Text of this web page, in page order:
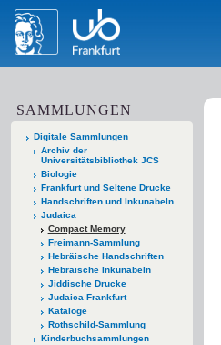
SAMMLUNGEN
Digitale Sammlungen
Archiv der
Universitätsbibliothek JCS
Biologie
Frankfurt und Seltene Drucke
Handschriften und Inkunabeln
Judaica
Compact Memory
Freimann-Sammlung
Hebräische Handschriften
Hebräische Inkunabeln
Jiddische Drucke
Judaica Frankfurt
Kataloge
Rothschild-Sammlung
Kinderbuchsammlungen